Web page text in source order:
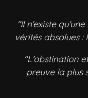
"Il n'existe
vérités absolues
"L'obstination
preuve la plus